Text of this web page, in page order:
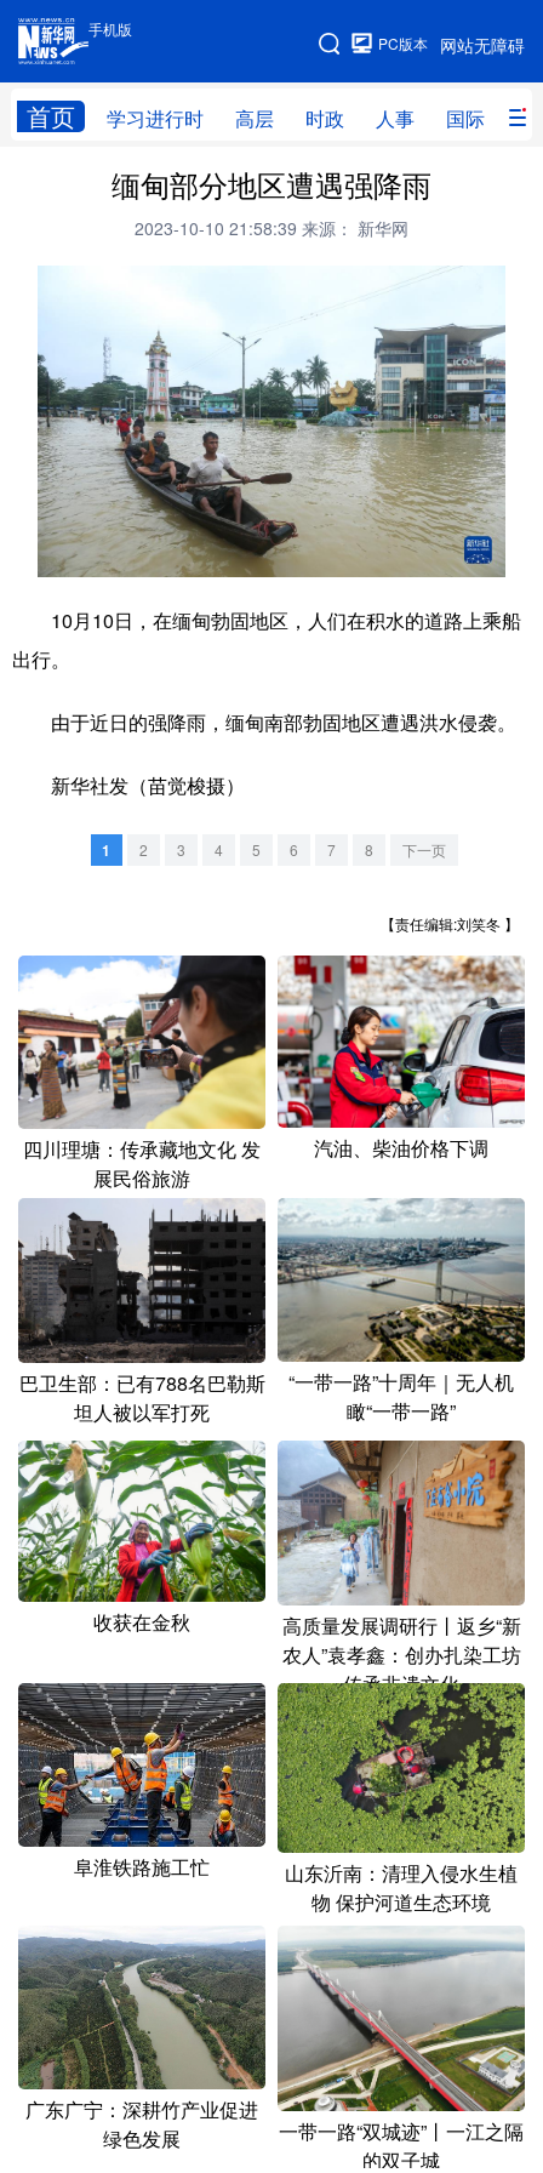
手机版
网站无障碍
PC版本
首页 学习进行时 高层 时政 人事 国际 财
手机版
网站地图
学习进行时 高层 时政
财经 网评
科创 体育
文化 书画 健康 军事
访谈 视频 图片 政务
法律 中央文件 金融 汽车
食品 人居 信息化 数字经济
文化产业
山西
吉林 上海 江苏
浙江 安徽 福建 江西
山东 河南 湖北 湖南
广东 广西 海南 重庆
四川 贵州 云南 西藏
陕西 甘肃 青海 宁夏
新疆 内蒙古 黑龙江
多语种频道
English Español Français عربى
Русский язык 日本語 한국어
Deutsch Português
缅甸部分地区遭遇强降雨
2023-10-10 21:58:39 来源： 新华网
10月10日，在缅甸勃固地区，人们在积水的道路上乘船
出行。
由于近日的强降雨，缅甸南部勃固地区遭遇洪水侵袭。
新华社发（苗觉梭摄）
1 2 3 4 5 6 7 8 下一页
【责任编辑:刘笑冬 】
四川理塘：传承藏地文化 发
展民俗旅游
汽油、柴油价格下调
巴卫生部：已有788名巴勒斯
坦人被以军打死
“一带一路”十周年｜无人机
瞰“一带一路”
收获在金秋
高质量发展调研行丨返乡“新
农人”袁孝鑫：创办扎染工坊
传承非遗文化
阜淮铁路施工忙
山东沂南：清理入侵水生植
物 保护河道生态环境
广东广宁：深耕竹产业促进
绿色发展
一带一路“双城迹”丨一江之隔
的双子城